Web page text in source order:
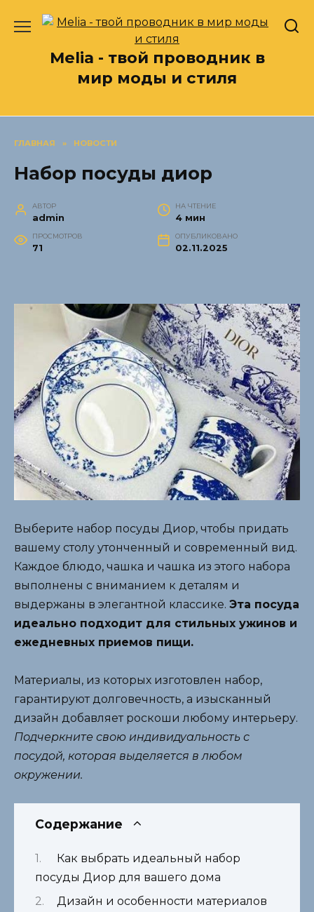
Melia - твой проводник в
мир моды и стиля
ГЛАВНАЯ » НОВОСТИ
Набор посуды диор
АВТОР
admin
НА ЧТЕНИЕ
4 мин
ПРОСМОТРОВ
71
ОПУБЛИКОВАНО
02.11.2025
Выберите набор посуды Диор, чтобы придать
вашему столу утонченный и современный вид.
Каждое блюдо, чашка и чашка из этого набора
выполнены с вниманием к деталям и
выдержаны в элегантной классике. Эта посуда
идеально подходит для стильных ужинов и
ежедневных приемов пищи.
Материалы, из которых изготовлен набор,
гарантируют долговечность, а изысканный
дизайн добавляет роскоши любому интерьеру.
Подчеркните свою индивидуальность с
посудой, которая выделяется в любом
окружении.
Содержание
Как выбрать идеальный набор
посуды Диор для вашего дома
Дизайн и особенности материалов